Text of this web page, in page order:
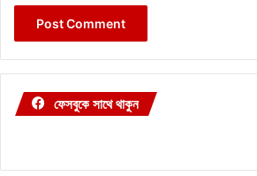
ফেসবুকে সাথে থাকুন